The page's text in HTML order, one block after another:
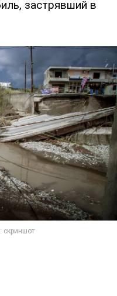
застрявший в